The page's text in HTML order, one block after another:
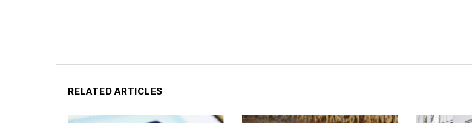
RELATED ARTICLES